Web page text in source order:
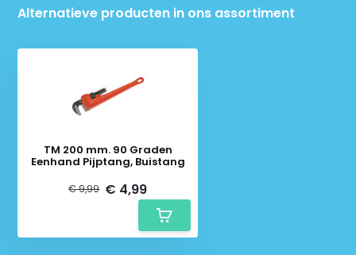
Alternatieve producten in ons assortiment
TM 200 mm. 90 Graden
Eenhand Pijptang, Buistang
€ 9,99 € 4,99